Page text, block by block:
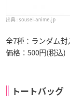
sousei-anime.jp
全7種：ランダム封
価格：500円(税込)
トートバッグ